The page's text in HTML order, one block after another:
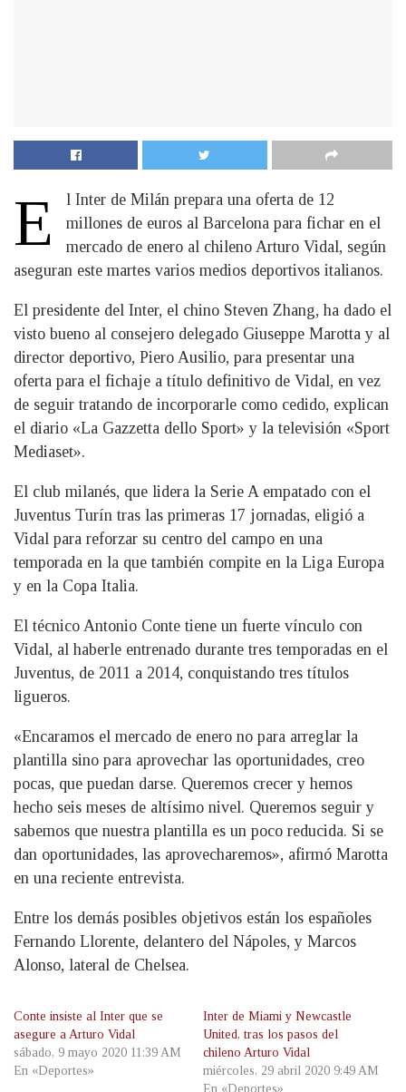
E
l Inter de Milán prepara una oferta de 12
millones de euros al Barcelona para fichar en el
mercado de enero al chileno Arturo Vidal, según
aseguran este martes varios medios deportivos italianos.
El presidente del Inter, el chino Steven Zhang, ha dado el
visto bueno al consejero delegado Giuseppe Marotta y al
director deportivo, Piero Ausilio, para presentar una
oferta para el fichaje a título definitivo de Vidal, en vez
de seguir tratando de incorporarle como cedido, explican
el diario «La Gazzetta dello Sport» y la televisión «Sport
Mediaset».
El club milanés, que lidera la Serie A empatado con el
Juventus Turín tras las primeras 17 jornadas, eligió a
Vidal para reforzar su centro del campo en una
temporada en la que también compite en la Liga Europa
y en la Copa Italia.
El técnico Antonio Conte tiene un fuerte vínculo con
Vidal, al haberle entrenado durante tres temporadas en el
Juventus, de 2011 a 2014, conquistando tres títulos
ligueros.
«Encaramos el mercado de enero no para arreglar la
plantilla sino para aprovechar las oportunidades, creo
pocas, que puedan darse. Queremos crecer y hemos
hecho seis meses de altísimo nivel. Queremos seguir y
sabemos que nuestra plantilla es un poco reducida. Si se
dan oportunidades, las aprovecharemos», afirmó Marotta
en una reciente entrevista.
Entre los demás posibles objetivos están los españoles
Fernando Llorente, delantero del Nápoles, y Marcos
Alonso, lateral de Chelsea.
Conte insiste al Inter que se
asegure a Arturo Vidal
sábado, 9 mayo 2020 11:39 AM
En «Deportes»
Inter de Miami y Newcastle
United, tras los pasos del
chileno Arturo Vidal
miércoles, 29 abril 2020 9:49 AM
En «Deportes»